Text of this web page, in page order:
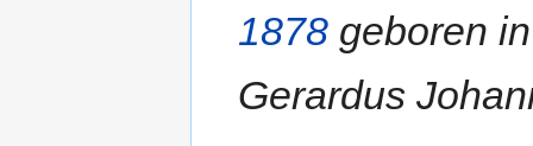
1878 geboren
Gerardus